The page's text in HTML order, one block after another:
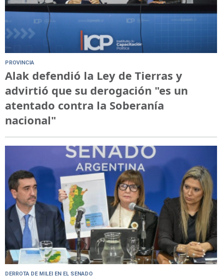
PROVINCIA
Alak defendió la Ley de Tierras y
advirtió que su derogación "es un
atentado contra la Soberanía
nacional"
DERROTA DE MILEI EN EL SENADO